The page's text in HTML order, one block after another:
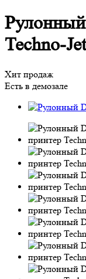
Techno-
Хит продаж
Есть в демозале